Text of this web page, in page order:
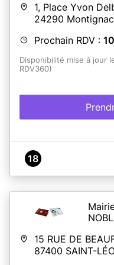
1, Place Yvon
24290
Prochain RDV :
Disponibilité mise à jour
RDV360)
18
15 RUE DE
87400 SAINT-